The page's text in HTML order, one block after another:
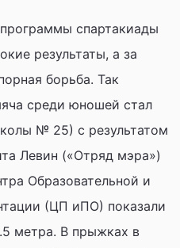
спартакиады
результаты, а за
борьба. Так
среди юношей стал
№ 25) с результатом
Левин («Отряд мэра»)
Образовательной и
(ЦП иПО) показали
метра. В прыжках в